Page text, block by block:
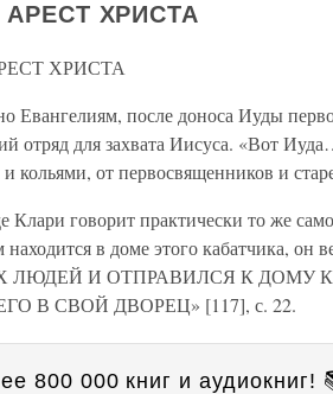
АРЕСТ ХРИСТА
ХРИСТА
Евангелиям, после доноса Иуды
отряд для захвата Иисуса. «Вот
кольями, от первосвященников и
Клари говорит практически то же
находится в доме этого кабатчика,
ЛЮДЕЙ И ОТПРАВИЛСЯ К ДОМУ
В СВОЙ ДВОРЕЦ» [117], с. 22.
800 000 книг и аудиокниг!